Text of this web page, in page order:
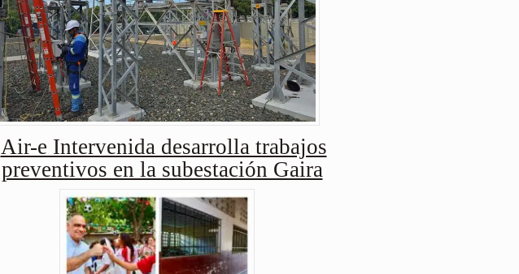
Air-e Intervenida desarrolla trabajos
preventivos en la subestación Gaira